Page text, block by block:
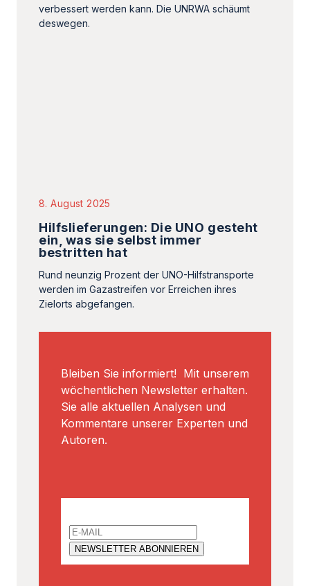
verbessert werden kann. Die UNRWA schäumt
deswegen.
8. August 2025
Hilfslieferungen: Die UNO gesteht
ein, was sie selbst immer
bestritten hat
Rund neunzig Prozent der UNO-Hilfstransporte
werden im Gazastreifen vor Erreichen ihres
Zielorts abgefangen.
Bleiben Sie informiert! Mit unserem
wöchentlichen Newsletter erhalten.
Sie alle aktuellen Analysen und
Kommentare unserer Experten und
Autoren.